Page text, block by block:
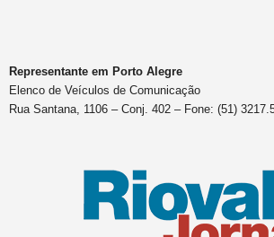
Representante em Porto Alegre
Elenco de Veículos de Comunicação
Rua Santana, 1106 – Conj. 402 – Fone: (51)